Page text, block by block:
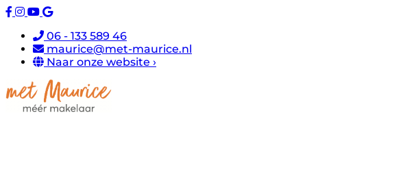
06 - 133 589 46
maurice@met-maurice.nl
Naar onze website ›